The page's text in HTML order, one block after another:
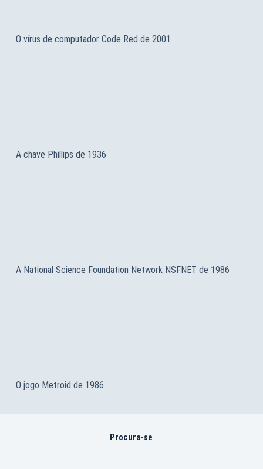
O vírus de computador Code Red de 2001
A chave Phillips de 1936
A National Science Foundation Network NSFNET de 1986
O jogo Metroid de 1986
Procura-se